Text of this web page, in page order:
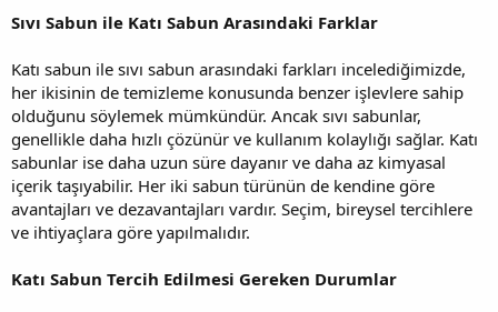
Sıvı Sabun ile Katı Sabun Arasındaki Farklar
Katı sabun ile sıvı sabun arasındaki farkları incelediğimizde,
her ikisinin de temizleme konusunda benzer işlevlere sahip
olduğunu söylemek mümkündür. Ancak sıvı sabunlar,
genellikle daha hızlı çözünür ve kullanım kolaylığı sağlar. Katı
sabunlar ise daha uzun süre dayanır ve daha az kimyasal
içerik taşıyabilir. Her iki sabun türünün de kendine göre
avantajları ve dezavantajları vardır. Seçim, bireysel tercihlere
ve ihtiyaçlara göre yapılmalıdır.
Katı Sabun Tercih Edilmesi Gereken Durumlar